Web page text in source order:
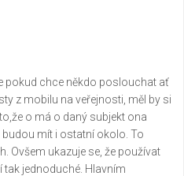
pokud chce někdo poslouchat ať
z mobilu na veřejnosti, měl by si
o má o daný subjekt ona
budou mít i ostatní okolo. To
Ovšem ukazuje se, že používat
tak jednoduché. Hlavním